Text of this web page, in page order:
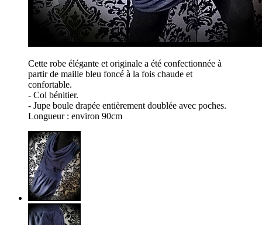
Cette robe élégante et originale a été confectionnée à
partir de maille bleu foncé à la fois chaude et
confortable.
- Col bénitier.
- Jupe boule drapée entièrement doublée avec poches.
Longueur : environ 90cm